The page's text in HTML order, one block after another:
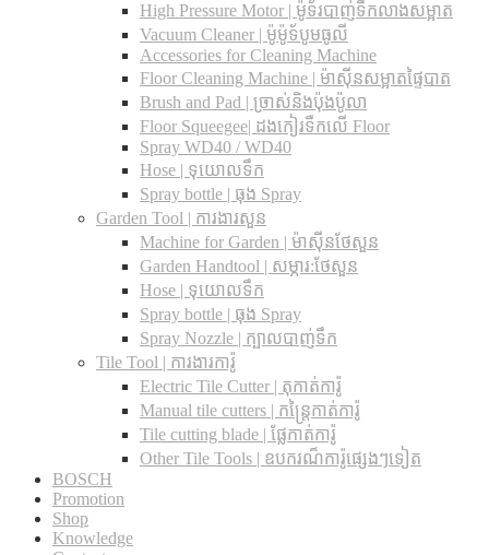
High Pressure Motor | ម៉ូទ័របាញ់ទឹកលាងសម្អាត
Vacuum Cleaner | ម៉ូម៉ូទ័បូមធូលី
Accessories for Cleaning Machine
Floor Cleaning Machine | ម៉ាស៊ីនសម្អាតផ្ទៃបាត
Brush and Pad | ច្រាស់និងប៉ុងប៉ូលា
Floor Squeegee| ដងកៀរទឺកលើ Floor
Spray WD40 / WD40
Hose | ទុយោលទឹក
Spray bottle | ធុង Spray
Garden Tool | ការងារសួន
Machine for Garden | ម៉ាស៊ីនថែសួន
Garden Handtool | សម្ភារ:ថែសួន
Hose | ទុយោលទឹក
Spray bottle | ធុង Spray
Spray Nozzle | ក្បាលបាញ់ទឹក
Tile Tool | ការងារការ៉ូ
Electric Tile Cutter | តុកាត់ការ៉ូ
Manual tile cutters | កន្ត្រៃកាត់ការ៉ូ
Tile cutting blade | ផ្លែកាត់ការ៉ូ
Other Tile Tools | ឧបករណ៏ការ៉ូផ្សេងៗទៀត
BOSCH
Promotion
Shop
Knowledge